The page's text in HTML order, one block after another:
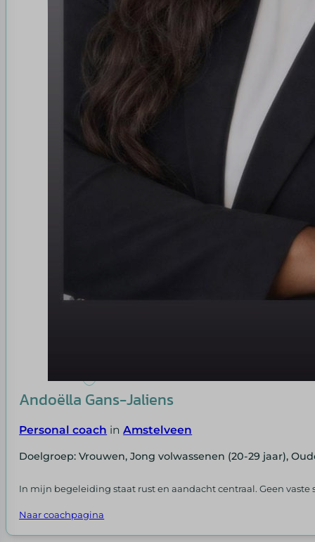
Andoëlla Gans-Jaliens
Personal coach inAmstelveen
Doelgroep: Vrouwen, Jong volwassenen (20-29 jaar),
In mijn begeleiding staat rust en aandacht centraal. Geen
Naar coachpagina